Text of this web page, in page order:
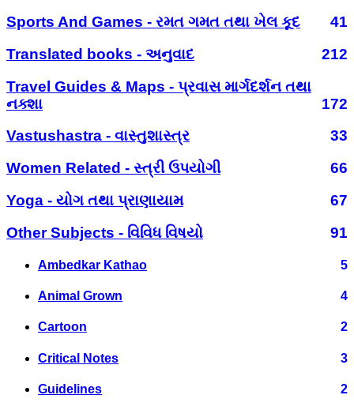
Sports And Games - રમત ગમત તથા ખેલ કૂદ
41
Translated books - અનુવાદ
212
Travel Guides & Maps - પ્રવાસ માર્ગદર્શન તથા
નક્શા
172
Vastushastra - વાસ્તુશાસ્ત્ર
33
Women Related - સ્ત્રી ઉપયોગી
66
Yoga - યોગ તથા પ્રાણાયામ
67
Other Subjects - વિવિધ વિષયો
91
Ambedkar Kathao 5
Animal Grown 4
Cartoon 2
Critical Notes 3
Guidelines 2